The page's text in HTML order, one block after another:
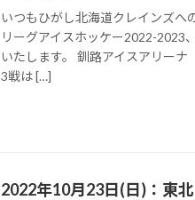
いつもひがし北海道クレインズへ
リーグアイスホッケー2022-2023
いたします。 釧路アイスアリー
3戦は […]
2022年10月23日(日)：東